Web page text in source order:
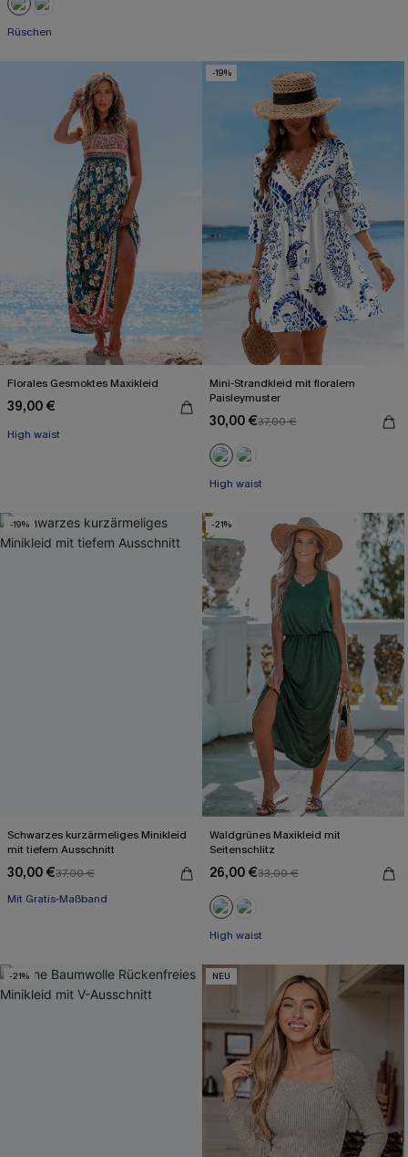
Rüschen
Florales Gesmoktes Maxikleid
39,00 €
High waist
-19%
Mini-Strandkleid mit floralem
Paisleymuster
30,00 €37,00 €
High waist
-19%
Schwarzes kurzärmeliges Minikleid
mit tiefem Ausschnitt
30,00 €37,00 €
Mit Gratis-Maßband
Baumwolle
-21%
Waldgrünes Maxikleid mit
Seitenschlitz
26,00 €33,00 €
High waist
-21% NEU